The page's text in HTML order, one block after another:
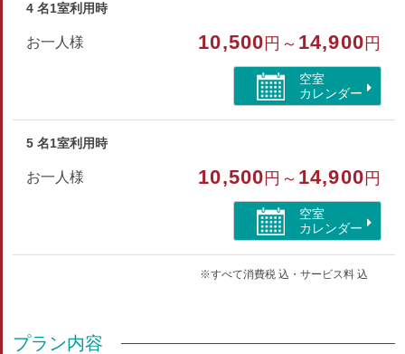
4 名1室利用時
お一人様 10,500 円～ 14,900 円
空室
カレンダー
5 名1室利用時
お一人様 10,500 円～ 14,900 円
空室
カレンダー
※すべて消費税 込・サービス料 込
プラン内容